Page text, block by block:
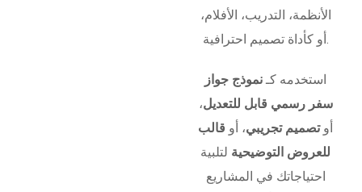
الأنظمة، التدريب، الأفلام،
أو كأداة تصميم احترافية.
استخدمه كـنموذج جواز
سفر رسمي قابل للتعديل،
أوتصميم تجريبي، أو قالب
للعروض التوضيحية لتلبية
احتياجاتك في المشاريع